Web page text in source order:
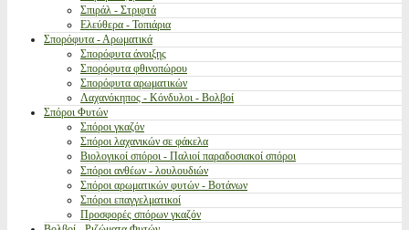
Σπιράλ - Στριφτά
Ελεύθερα - Τοπιάρια
Σπορόφυτα - Αρωματικά
Σπορόφυτα άνοιξης
Σπορόφυτα φθινοπώρου
Σπορόφυτα αρωματικών
Λαχανόκηπος - Κόνδυλοι - Βολβοί
Σπόροι Φυτών
Σπόροι γκαζόν
Σπόροι λαχανικών σε φάκελα
Βιολογικοί σπόροι - Παλιοί παραδοσιακοί σπόροι
Σπόροι ανθέων - λουλουδιών
Σπόροι αρωματικών φυτών - Βοτάνων
Σπόροι επαγγελματικοί
Προσφορές σπόρων γκαζόν